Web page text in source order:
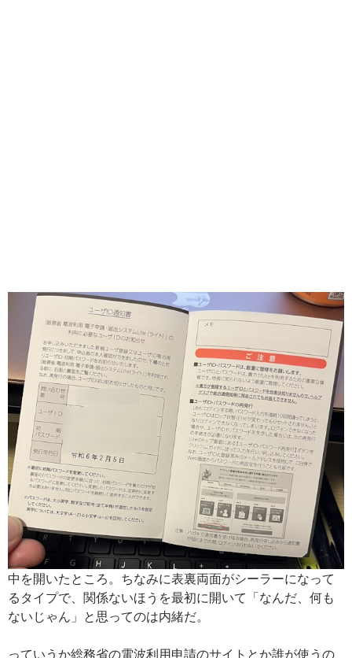
中を開いたところ。ちなみに表裏両面がシーラーになって
るタイプで、関係ないほうを最初に開いて「なんだ、何も
ないじゃん」と思ってのは内緒だ。
っていうか総務省の電波利用申請のサイトとか誰が使うの